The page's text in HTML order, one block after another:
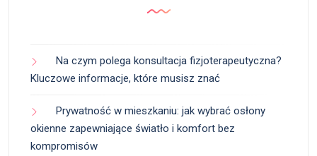
Na czym polega konsultacja fizjoterapeutyczna?
Kluczowe informacje, które musisz znać
Prywatność w mieszkaniu: jak wybrać osłony
okienne zapewniające światło i komfort bez
kompromisów